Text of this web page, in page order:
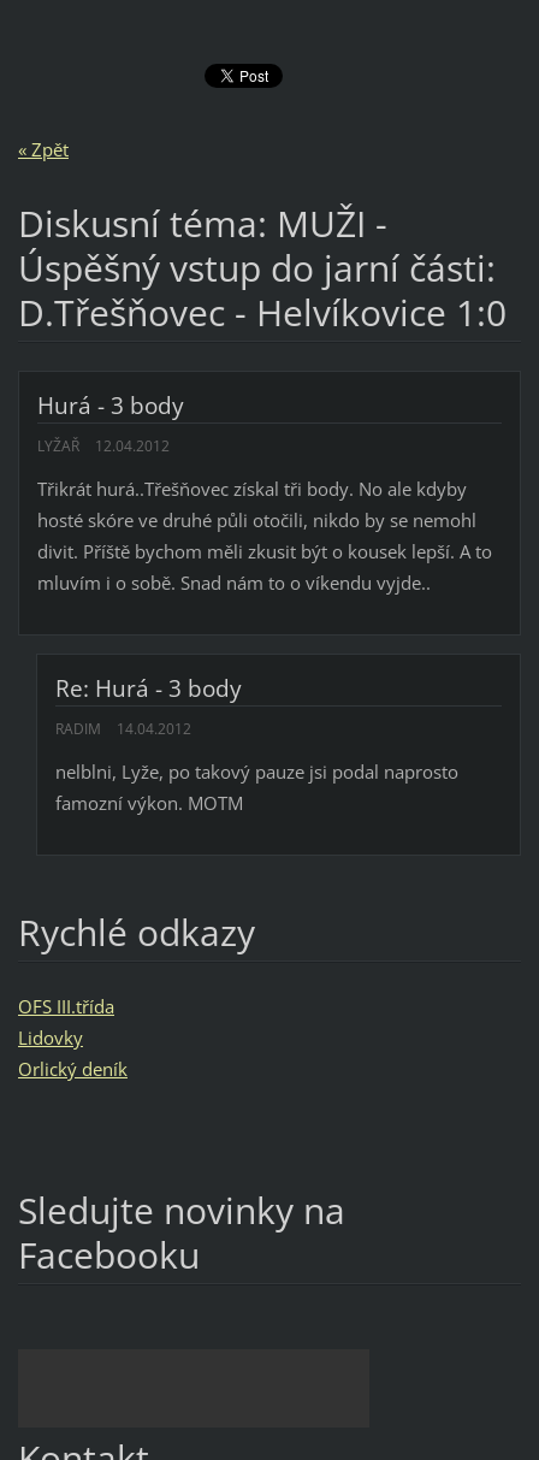
« Zpět
Diskusní téma: MUŽI -
Úspěšný vstup do jarní části:
D.Třešňovec - Helvíkovice 1:0
Hurá - 3 body
LYŽAŘ 12.04.2012
Třikrát hurá..Třešňovec získal tři body. No ale kdyby
hosté skóre ve druhé půli otočili, nikdo by se nemohl
divit. Příště bychom měli zkusit být o kousek lepší. A to
mluvím i o sobě. Snad nám to o víkendu vyjde..
Re: Hurá - 3 body
RADIM 14.04.2012
nelblni, Lyže, po takový pauze jsi podal naprosto
famozní výkon. MOTM
Rychlé odkazy
OFS III.třída
Lidovky
Orlický deník
Sledujte novinky na
Facebooku